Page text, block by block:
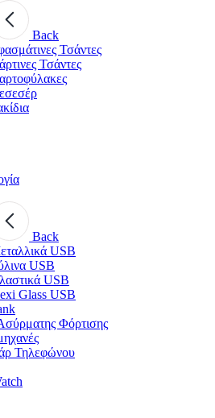
Back
Τσάντες
Τσάντες
Back
USB
USB
USB
Glass USB
Φόρτισης
Τηλεφώνου